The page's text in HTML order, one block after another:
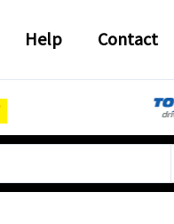
Help Contact